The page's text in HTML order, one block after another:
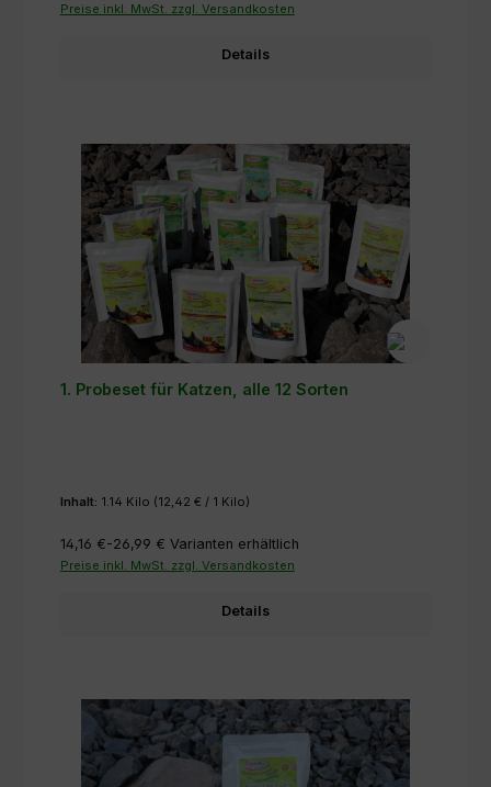
Preise inkl. MwSt. zzgl. Versandkosten
Details
1. Probeset für Katzen, alle 12 Sorten
Inhalt: 1.14 Kilo (12,42 € / 1 Kilo)
14,16 €-26,99 € Varianten erhältlich
Preise inkl. MwSt. zzgl. Versandkosten
Details